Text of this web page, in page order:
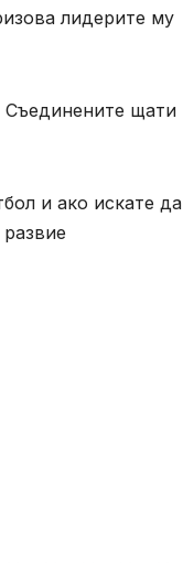
лидерите му
Съединените щати
и ако искате да